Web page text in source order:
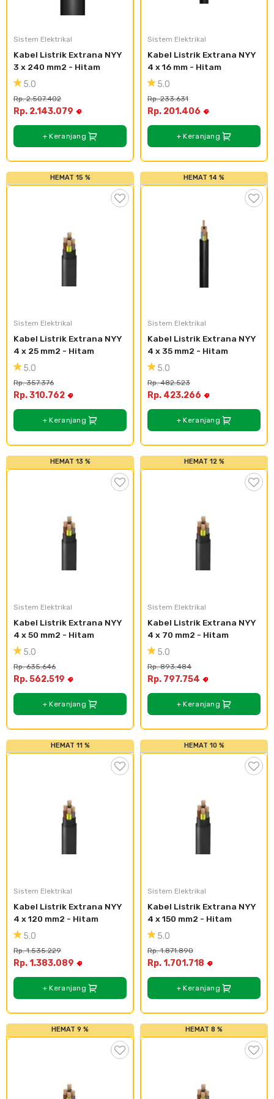
Sistem Elektrikal
Kabel Listrik Extrana NYY
3 x 240 mm2 - Hitam
5.0
Rp. 2.507.402
Rp. 2.143.079
+ Keranjang
Sistem Elektrikal
Kabel Listrik Extrana NYY
4 x 16 mm - Hitam
5.0
Rp. 233.631
Rp. 201.406
+ Keranjang
HEMAT 15 %
Sistem Elektrikal
Kabel Listrik Extrana NYY
4 x 25 mm2 - Hitam
5.0
Rp. 357.376
Rp. 310.762
+ Keranjang
HEMAT 14 %
Sistem Elektrikal
Kabel Listrik Extrana NYY
4 x 35 mm2 - Hitam
5.0
Rp. 482.523
Rp. 423.266
+ Keranjang
HEMAT 13 %
Sistem Elektrikal
Kabel Listrik Extrana NYY
4 x 50 mm2 - Hitam
5.0
Rp. 635.646
Rp. 562.519
+ Keranjang
HEMAT 12 %
Sistem Elektrikal
Kabel Listrik Extrana NYY
4 x 70 mm2 - Hitam
5.0
Rp. 893.484
Rp. 797.754
+ Keranjang
HEMAT 11 %
Sistem Elektrikal
Kabel Listrik Extrana NYY
4 x 120 mm2 - Hitam
5.0
Rp. 1.535.229
Rp. 1.383.089
+ Keranjang
HEMAT 10 %
Sistem Elektrikal
Kabel Listrik Extrana NYY
4 x 150 mm2 - Hitam
5.0
Rp. 1.871.890
Rp. 1.701.718
+ Keranjang
HEMAT 9 % HEMAT 8 %